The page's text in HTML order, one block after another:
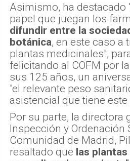
Asimismo, ha destacado
papel que juegan los
difundir entre la
botánica, en este caso a
plantas medicinales",
felicitando al COFM por
sus 125 años, un
"el relevante peso
asistencial que tiene este
Por su parte, la directora
Inspección y Ordenación
Comunidad de Madrid,
resaltado que las